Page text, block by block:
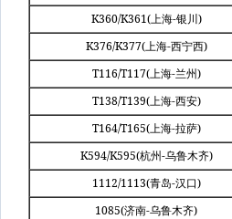
K360/K361(上海-银川 )
K376/K377(上海-西宁西)
T116/T117(上海-兰州)
T138/T139(上海-西安)
T164/T165(上海-拉萨)
K594/K595(杭州-乌鲁木齐)
1112/1113(青岛-汉口)
1085(济南-乌鲁木齐)